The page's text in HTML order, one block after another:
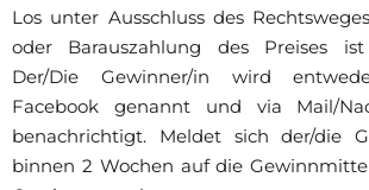
Los unter Ausschluss des
oder Barauszahlung des Preises ist
Der/Die Gewinner/in wird
Facebook genannt und via Mail/
benachrichtigt. Meldet sich der/die
binnen 2 Wochen auf die